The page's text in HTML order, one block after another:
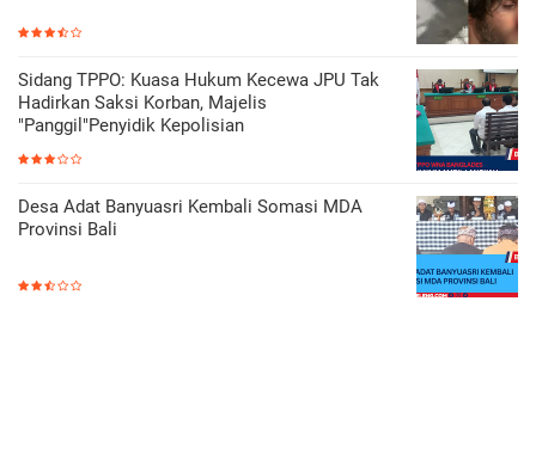
Sidang TPPO: Kuasa Hukum Kecewa JPU Tak
Hadirkan Saksi Korban, Majelis
"Panggil"Penyidik Kepolisian
Desa Adat Banyuasri Kembali Somasi MDA
Provinsi Bali